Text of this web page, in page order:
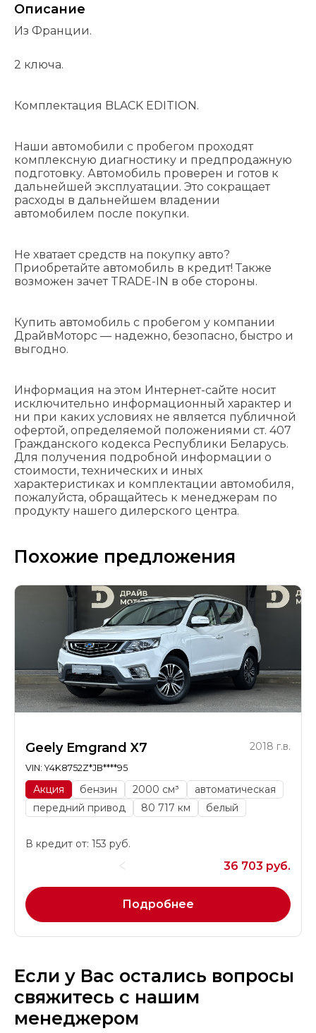
Описание
Из Франции.
2 ключа.
Комплектация BLACK EDITION.
Наши автомобили с пробегом проходят
комплексную диагностику и предпродажную
подготовку. Автомобиль проверен и готов к
дальнейшей эксплуатации. Это сокращает
расходы в дальнейшем владении
автомобилем после покупки.
Не хватает средств на покупку авто?
Приобретайте автомобиль в кредит! Также
возможен зачет TRADE-IN в обе стороны.
Купить автомобиль с пробегом у компании
ДрайвМоторс — надежно, безопасно, быстро и
выгодно.
Информация на этом Интернет-сайте носит
исключительно информационный характер и
ни при каких условиях не является публичной
офертой, определяемой положениями cт. 407
Гражданского кодекса Республики Беларусь.
Для получения подробной информации о
стоимости, технических и иных
характеристиках и комплектации автомобиля,
пожалуйста, обращайтесь к менеджерам по
продукту нашего дилерского центра.
Похожие предложения
Geely Emgrand X7 2018 г.в.
VIN: Y4K8752Z*JB****95
Акция бензин 2000 см³
автоматическая
передний привод
80 717 км белый
В кредит от: 153 руб.
36 703 руб.
Подробнее
Если у Вас остались вопросы
свяжитесь с нашим
менеджером